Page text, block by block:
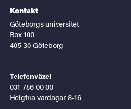
Kontakt
Göteborgs universitet
Box 100
405 30 Göteborg
Telefonväxel
031-786 00 00
Helgfria vardagar 8-16